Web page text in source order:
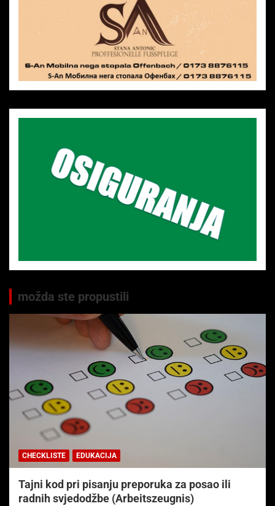
možda ste propustili
CHECKLISTE EDUKACIJA
Tajni kod pri pisanju preporuka za posao ili
radnih svjedodžbe (Arbeitszeugnis)